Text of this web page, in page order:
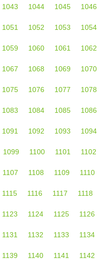
1043 1044 1045 1046
1051 1052 1053 1054
1059 1060 1061 1062
1067 1068 1069 1070
1075 1076 1077 1078
1083 1084 1085 1086
1091 1092 1093 1094
1099 1100 1101 1102
1107 1108 1109 1110
1115 1116 1117 1118
1123 1124 1125 1126
1131 1132 1133 1134
1139 1140 1141 1142